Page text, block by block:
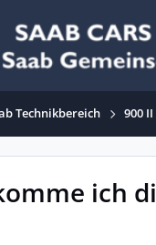
Technikbereich 900 II
ich